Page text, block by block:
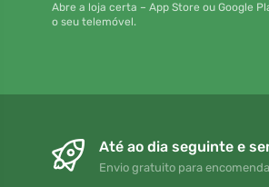
Abre a loja certa – App Store ou Google
o seu telemóvel.
Até ao dia seguinte e
Envio gratuito para